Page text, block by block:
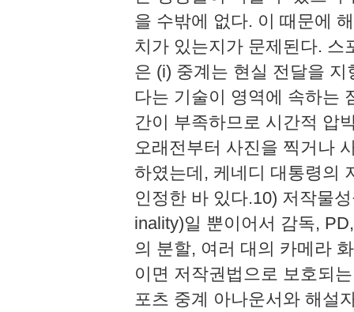
을 수밖에 없다. 이 때문에
치가 있는지가 문제된다. 스
은 (i) 중계는 현실 전달을
다는 기술이 영역에 속하는
간이 부족하므로 시간적 압
오래전부터 사진을 찍거나
하였는데, 케네디 대통령의
인정한 바 있다.10) 저작물
inality)일 뿐이어서 감독,
의 분할, 여러 대의 카메라
이면 저작권법으로 보호되
포츠 중계 아나운서와 해설